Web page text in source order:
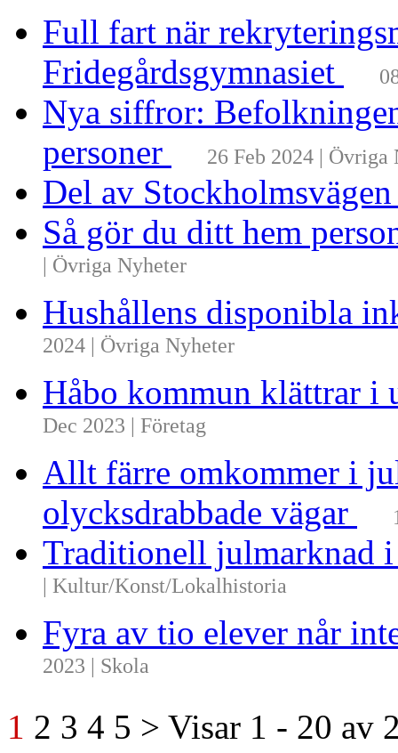
Full fart när
Fridegårdsgymnasiet
Nya siffror:
personer
26 Feb 2024 | Övriga
Del av
Så gör du ditt hem
| Övriga Nyheter
Hushållens disponibla
2024 | Övriga Nyheter
Håbo kommun klättrar i
Dec 2023 | Företag
Allt färre omkommer i
olycksdrabbade vägar
Traditionell julmarknad
| Kultur/Konst/Lokalhistoria
Fyra av tio elever når
2023 | Skola
1 2 3 4 5 > Visar 1 - 20 av